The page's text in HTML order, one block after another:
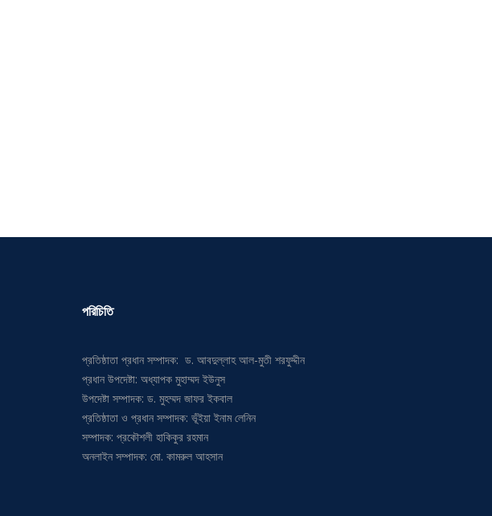
পরিচিতি
প্রতিষ্ঠাতা প্রধান সম্পাদক: ড. আবদুল্লাহ আল-মুতী শরফুদ্দীন
প্রধান উপদেষ্টা: অধ্যাপক মুহাম্মদ ইউনুস
উপদেষ্টা সম্পাদক: ড. মুহম্মদ জাফর ইকবাল
প্রতিষ্ঠাতা ও প্রধান সম্পাদক: ভূঁইয়া ইনাম লেনিন
সম্পাদক: প্রকৌশলী হাকিকুর রহমান
অনলাইন সম্পাদক: মো. কামরুল আহসান